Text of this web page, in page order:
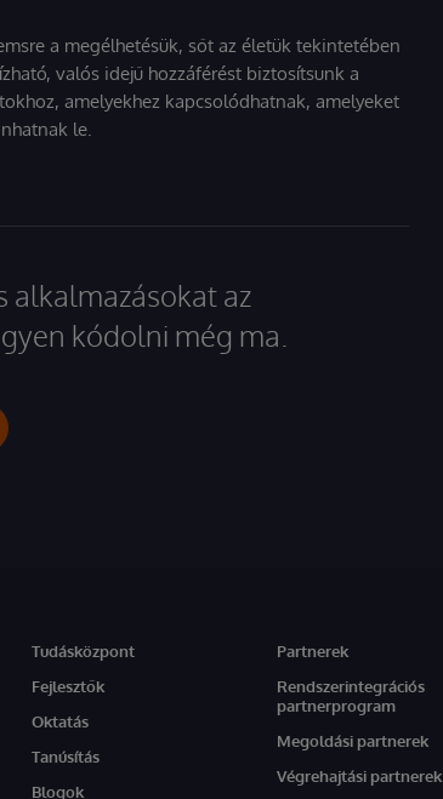
a megélhetésük, sőt az életük tekintetében
valós idejű hozzáférést biztosítsunk a
amelyekhez kapcsolódhatnak, amelyeket
le.
alkalmazásokat az
kódolni még ma.
Tudásközpont
Fejlesztők
Oktatás
Tanúsítás
Blogok
Partnerek
Rendszerintegrációs
partnerprogram
Megoldási partnerek
Végrehajtási partnerek